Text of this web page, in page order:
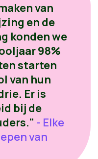
van
en de
konden we
98%
starten
van hun
Er is
bij de
- Elke
van